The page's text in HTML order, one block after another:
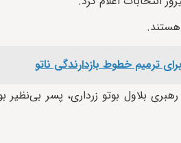
ترمیم خطوط بازدارندگی ناتو
«مردم پاکستان» به رهبری بلاول بوتو زرداری،